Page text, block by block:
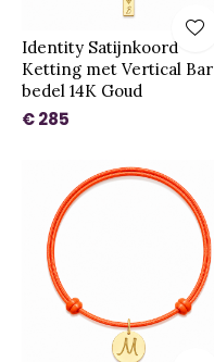
Identity Satijnkoord
Ketting met Vertical Bar
bedel 14K Goud
€ 285